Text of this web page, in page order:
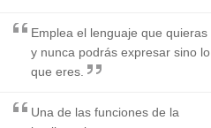
Emplea el lenguaje que quieras
y nunca podrás expresar sino lo
que eres.
Una de las funciones de la